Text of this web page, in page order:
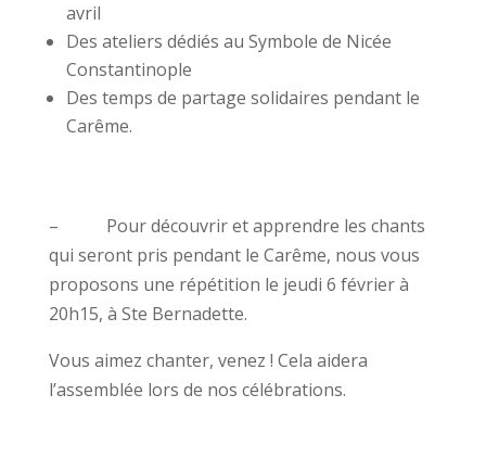
avril
Des ateliers dédiés au Symbole de Nicée
Constantinople
Des temps de partage solidaires pendant le
Carême.
– Pour découvrir et apprendre les chants
qui seront pris pendant le Carême, nous vous
proposons une répétition le jeudi 6 février à
20h15, à Ste Bernadette.
Vous aimez chanter, venez ! Cela aidera
l’assemblée lors de nos célébrations.